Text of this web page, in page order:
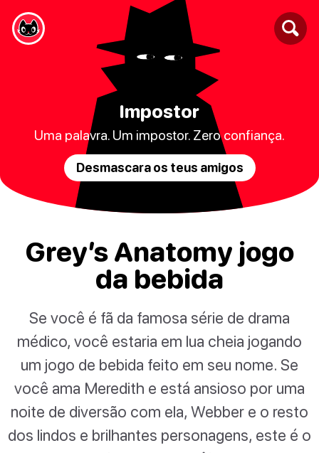
Impostor
Uma palavra. Um impostor. Zero confiança.
Desmascara os teus amigos
Grey’s Anatomy jogo
da bebida
Se você é fã da famosa série de drama
médico, você estaria em lua cheia jogando
um jogo de bebida feito em seu nome. Se
você ama Meredith e está ansioso por uma
noite de diversão com ela, Webber e o resto
dos lindos e brilhantes personagens, este é o